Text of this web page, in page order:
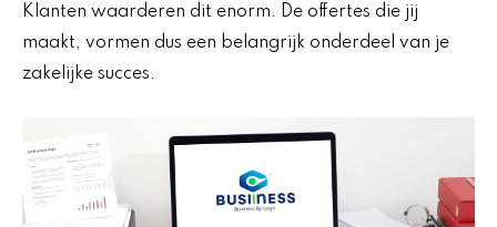
Klanten waarderen dit enorm. De offertes die jij
maakt, vormen dus een belangrijk onderdeel van je
zakelijke succes.